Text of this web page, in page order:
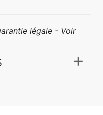
légale - Voir